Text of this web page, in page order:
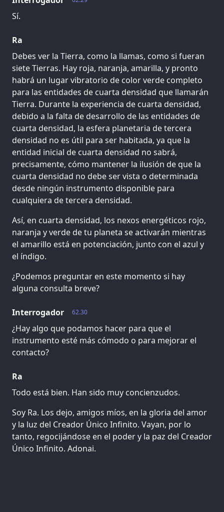
Sí.
Ra
Debes ver la Tierra, como la llamas, como si fueran
siete Tierras. Hay roja, naranja, amarilla, y pronto
habrá un lugar vibratorio de color verde completo
para las entidades de cuarta densidad que llamarán
Tierra. Durante la experiencia de cuarta densidad,
debido a la falta de desarrollo de las entidades de
cuarta densidad, la esfera planetaria de tercera
densidad no es útil para ser habitada, ya que la
entidad inicial de cuarta densidad no sabrá,
precisamente, cómo mantener la ilusión de que la
cuarta densidad no debe ser vista o determinada
desde ningún instrumento disponible para
cualquiera de tercera densidad.
Así, en cuarta densidad, los nexos energéticos rojo,
naranja y verde de tu planeta se activarán mientras
el amarillo está en potenciación, junto con el azul y
el índigo.
¿Podemos preguntar en este momento si hay
alguna consulta breve?
62.30
Interrogador
¿Hay algo que podamos hacer para que el
instrumento esté más cómodo o para mejorar el
contacto?
Ra
Todo está bien. Han sido muy concienzudos.
Soy Ra. Los dejo, amigos míos, en la gloria del amor
y la luz del Creador Único Infinito. Vayan, por lo
tanto, regocijándose en el poder y la paz del Creador
Único Infinito. Adonai.